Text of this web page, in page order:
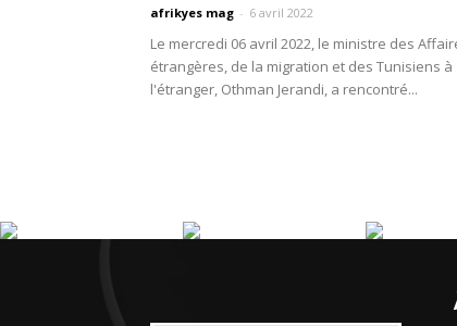
afrikyes mag - 6 avril 2022
Le mercredi 06 avril 2022, le ministre des
étrangères, de la migration et des Tunisiens à
l'étranger, Othman Jerandi, a rencontré...